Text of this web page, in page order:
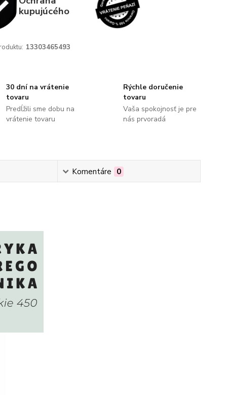
kupujúcého
13303465493
30 dní na vrátenie
tovaru
Predĺžili sme dobu na
vrátenie tovaru
Rýchle doručenie
tovaru
Vaša spokojnosť je pre
nás prvoradá
Komentáre 0